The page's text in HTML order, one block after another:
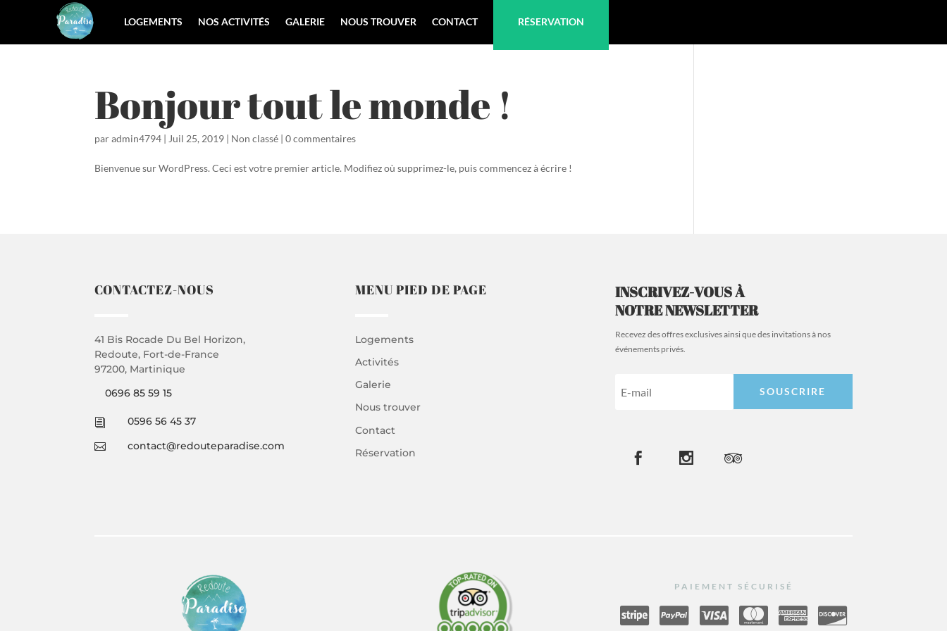
LOGEMENTS NOS ACTIVITÉS GALERIE NOUS TROUVER CONTACT RÉSERVATION
Bonjour tout le monde !
paradmin4794 | Juil 25, 2019 | Non classé |0 commentaires
Bienvenue sur WordPress. Ceci est votre premier article. Modifiez où supprimez-le, puis commencez à écrire !
CONTACTEZ-NOUS
41 Bis Rocade Du Bel Horizon,
Redoute, Fort-de-France
97200, Martinique
0696 85 59 15
i 0596 56 45 37
 contact@redouteparadise.com
MENU PIED DE PAGE
Logements
Activités
Galerie
Nous trouver
Contact
Réservation
INSCRIVEZ-VOUS À
NOTRE NEWSLETTER
Recevez des offres exclusives ainsi que des invitations à nos
événements privés.
SOUSCRIRE
  
PAIEMENT SÉCURISÉ
     